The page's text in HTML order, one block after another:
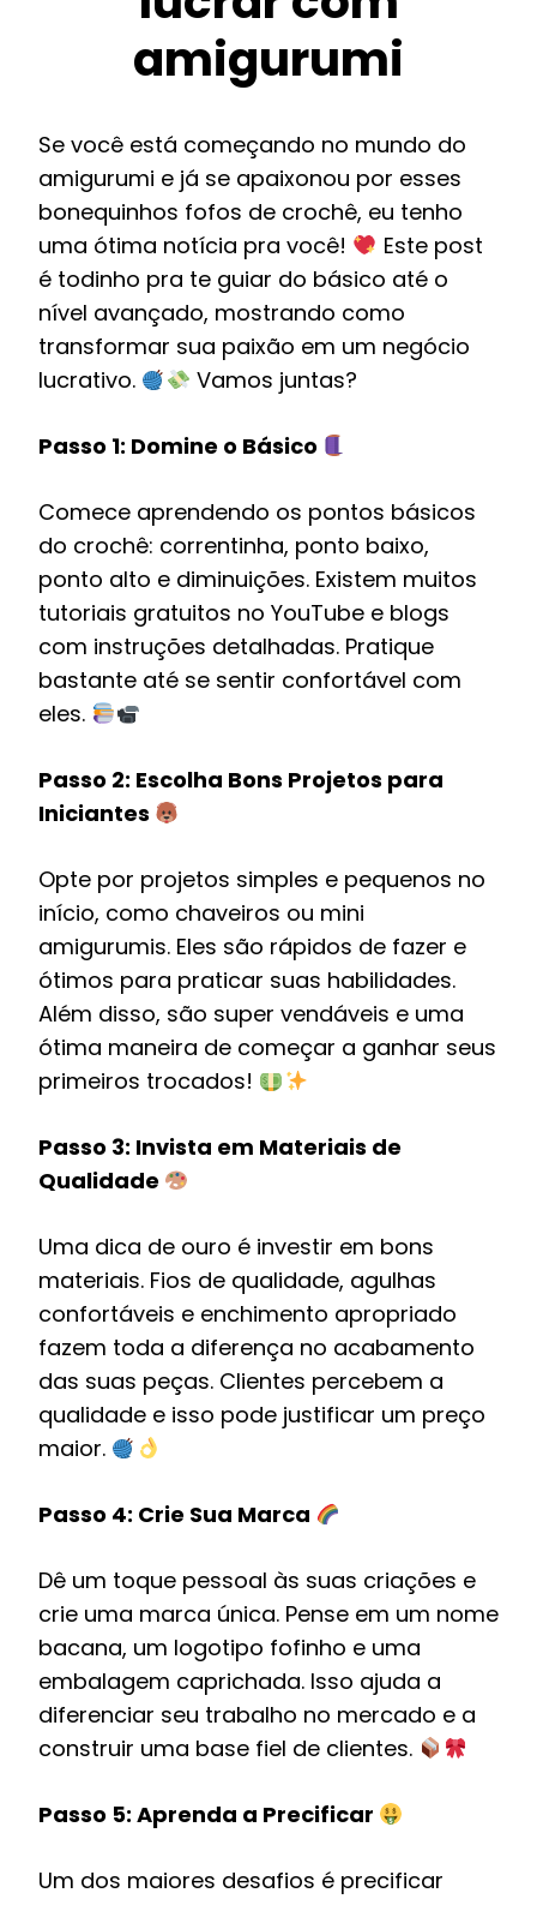
amigurumi
Se você está começando no mundo do
amigurumi e já se apaixonou por esses
bonequinhos fofos de crochê, eu tenho
uma ótima notícia pra você!
Este post
é todinho pra te guiar do básico até o
nível avançado, mostrando como
transformar sua paixão em um negócio
lucrativo.
Vamos juntas?
Passo 1: Domine o Básico
Comece aprendendo os pontos básicos
do crochê: correntinha, ponto baixo,
ponto alto e diminuições. Existem muitos
tutoriais gratuitos no YouTube e blogs
com instruções detalhadas. Pratique
bastante até se sentir confortável com
eles.
Passo 2: Escolha Bons Projetos para
Iniciantes
Opte por projetos simples e pequenos no
início, como chaveiros ou mini
amigurumis. Eles são rápidos de fazer e
ótimos para praticar suas habilidades.
Além disso, são super vendáveis e uma
ótima maneira de começar a ganhar seus
primeiros trocados!
Passo 3: Invista em Materiais de
Qualidade
Uma dica de ouro é investir em bons
materiais. Fios de qualidade, agulhas
confortáveis e enchimento apropriado
fazem toda a diferença no acabamento
das suas peças. Clientes percebem a
qualidade e isso pode justificar um preço
maior.
Passo 4: Crie Sua Marca
Dê um toque pessoal às suas criações e
crie uma marca única. Pense em um nome
bacana, um logotipo fofinho e uma
embalagem caprichada. Isso ajuda a
diferenciar seu trabalho no mercado e a
construir uma base fiel de clientes.
Passo 5: Aprenda a Precificar
Um dos maiores desafios é precificar